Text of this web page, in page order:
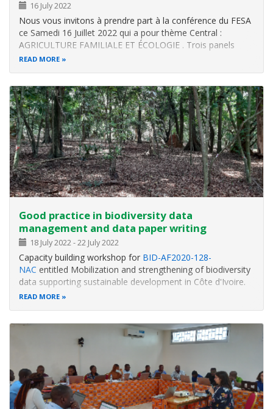
16 July 2022
Nous vous invitons à prendre part à la conférence du FESA
ce Samedi 16 Juillet 2022 qui a pour thème Central :
AGRICULTURE FAMILIALE ET ÉCOLOGIE . Trois panels
vous y seront présentés
Vous y êtes vivement conviés
READ MORE
Good practice in biodiversity data
management and data paper writing
18 July 2022-22 July 2022
Capacity building workshop for BID-AF2020-128-
NAC entitled Mobilization and strengthening of biodiversity
data supporting sustainable development in Côte d'Ivoire.
READ MORE